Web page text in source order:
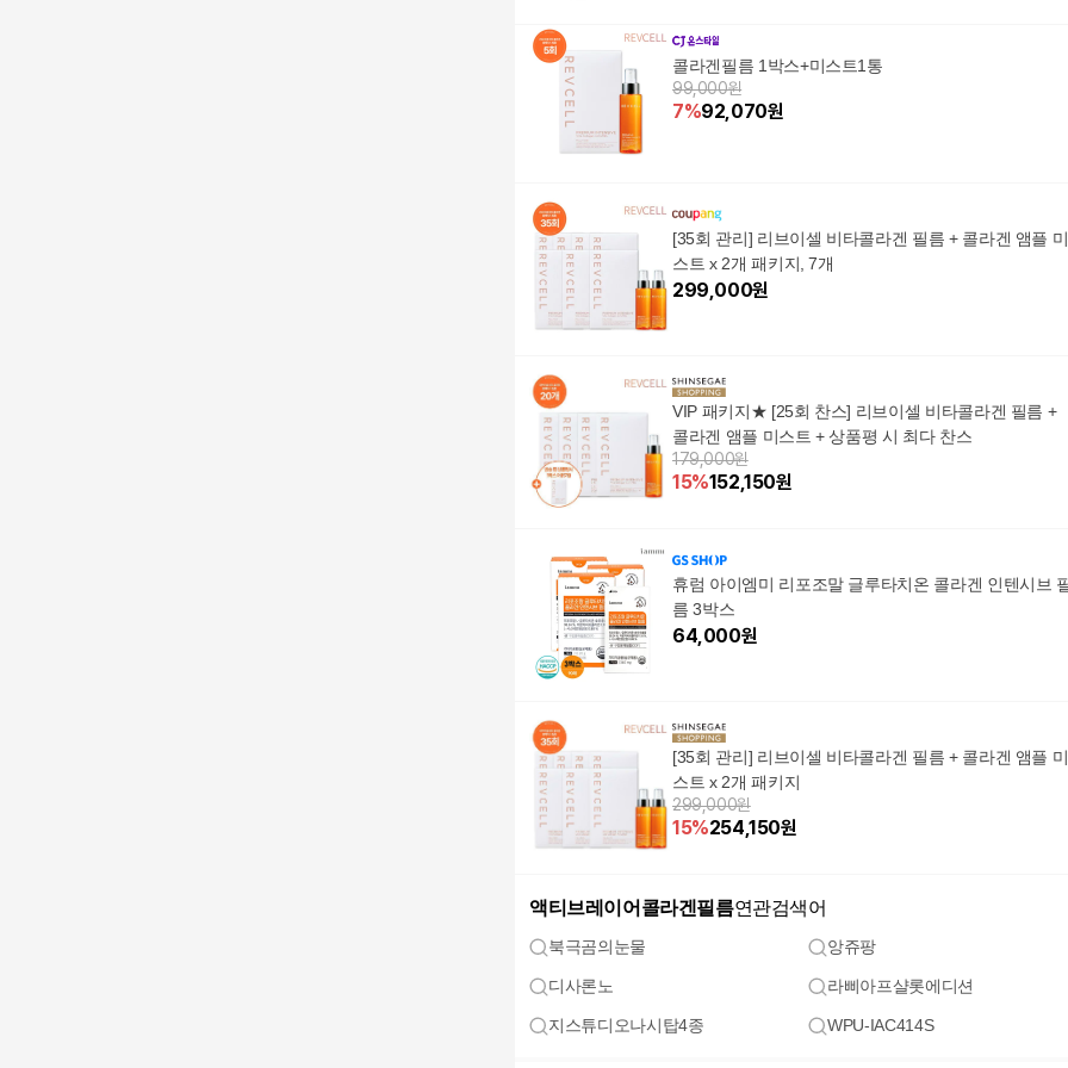
콜라겐필름 1박스+미스트1통
99,000원
7%92,070원
[35회 관리] 리브이셀 비타콜라겐 필름 + 콜라겐 앰플 미
스트 x 2개 패키지, 7개
299,000원
VIP 패키지★ [25회 찬스] 리브이셀 비타콜라겐 필름 +
콜라겐 앰플 미스트 + 상품평 시 최다 찬스
179,000원
15%152,150원
휴럼 아이엠미 리포조말 글루타치온 콜라겐 인텐시브
름 3박스
64,000원
[35회 관리] 리브이셀 비타콜라겐 필름 + 콜라겐 앰플 미
스트 x 2개 패키지
299,000원
15%254,150원
액티브레이어콜라겐필름연관검색어
북극곰의눈물 앙쥬팡
디사론노 라삐아프샬롯에디션
지스튜디오나시탑4종 WPU-IAC414S